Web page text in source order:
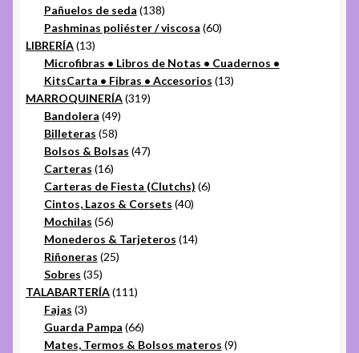
productos
Pañuelos de seda 138138
productos
Pashminas poliéster / viscosa 6060
LIBRERÍA 1313
productos
Microfibras • Libros de Notas • Cuadernos •
KitsCarta • Fibras • Accesorios 1313
MARROQUINERÍA 319319
Bandolera 4949
productos
Billeteras 5858
productos
Bolsos & Bolsas 4747
Carteras 1616
productos
Carteras de Fiesta (Clutchs) 66
Cintos, Lazos & Corsets 4040
Mochilas 5656
productos
Monederos & Tarjeteros 1414
Riñoneras 2525
Sobres 3535
productos
TALABARTERÍA 111111
Fajas 33
productos
Guarda Pampa 6666
productos
Mates, Termos & Bolsos materos 99